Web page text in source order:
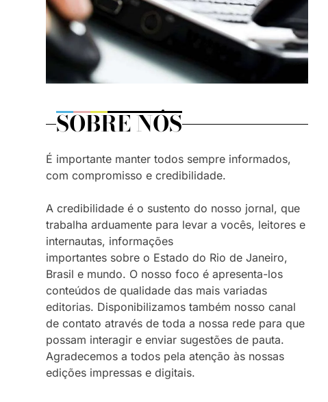
SOBRE NÓS
É importante manter todos sempre informados,
com compromisso e credibilidade.
A credibilidade é o sustento do nosso jornal, que
trabalha arduamente para levar a vocês, leitores e
internautas, informações
importantes sobre o Estado do Rio de Janeiro,
Brasil e mundo. O nosso foco é apresenta-los
conteúdos de qualidade das mais variadas
editorias. Disponibilizamos também nosso canal
de contato através de toda a nossa rede para que
possam interagir e enviar sugestões de pauta.
Agradecemos a todos pela atenção às nossas
edições impressas e digitais.